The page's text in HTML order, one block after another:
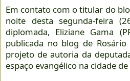
Em contato com o titular do
noite desta segunda-feira
diplomada, Eliziane Gama
publicada no blog de
projeto de autoria da
espaço evangélico na cidade